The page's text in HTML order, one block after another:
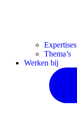
Expertises
Thema’s
Werken bij